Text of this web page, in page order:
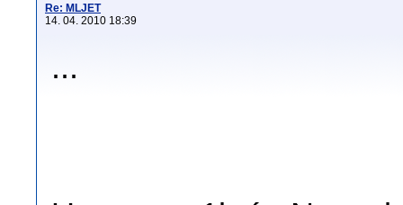
Re: MLJET
14. 04. 2010 18:39
...